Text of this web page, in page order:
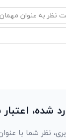
شده،
نظر شما با